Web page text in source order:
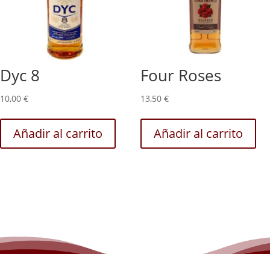
Dyc 8
10,00 €
Añadir al carrito
Four Roses
13,50 €
Añadir al carrito